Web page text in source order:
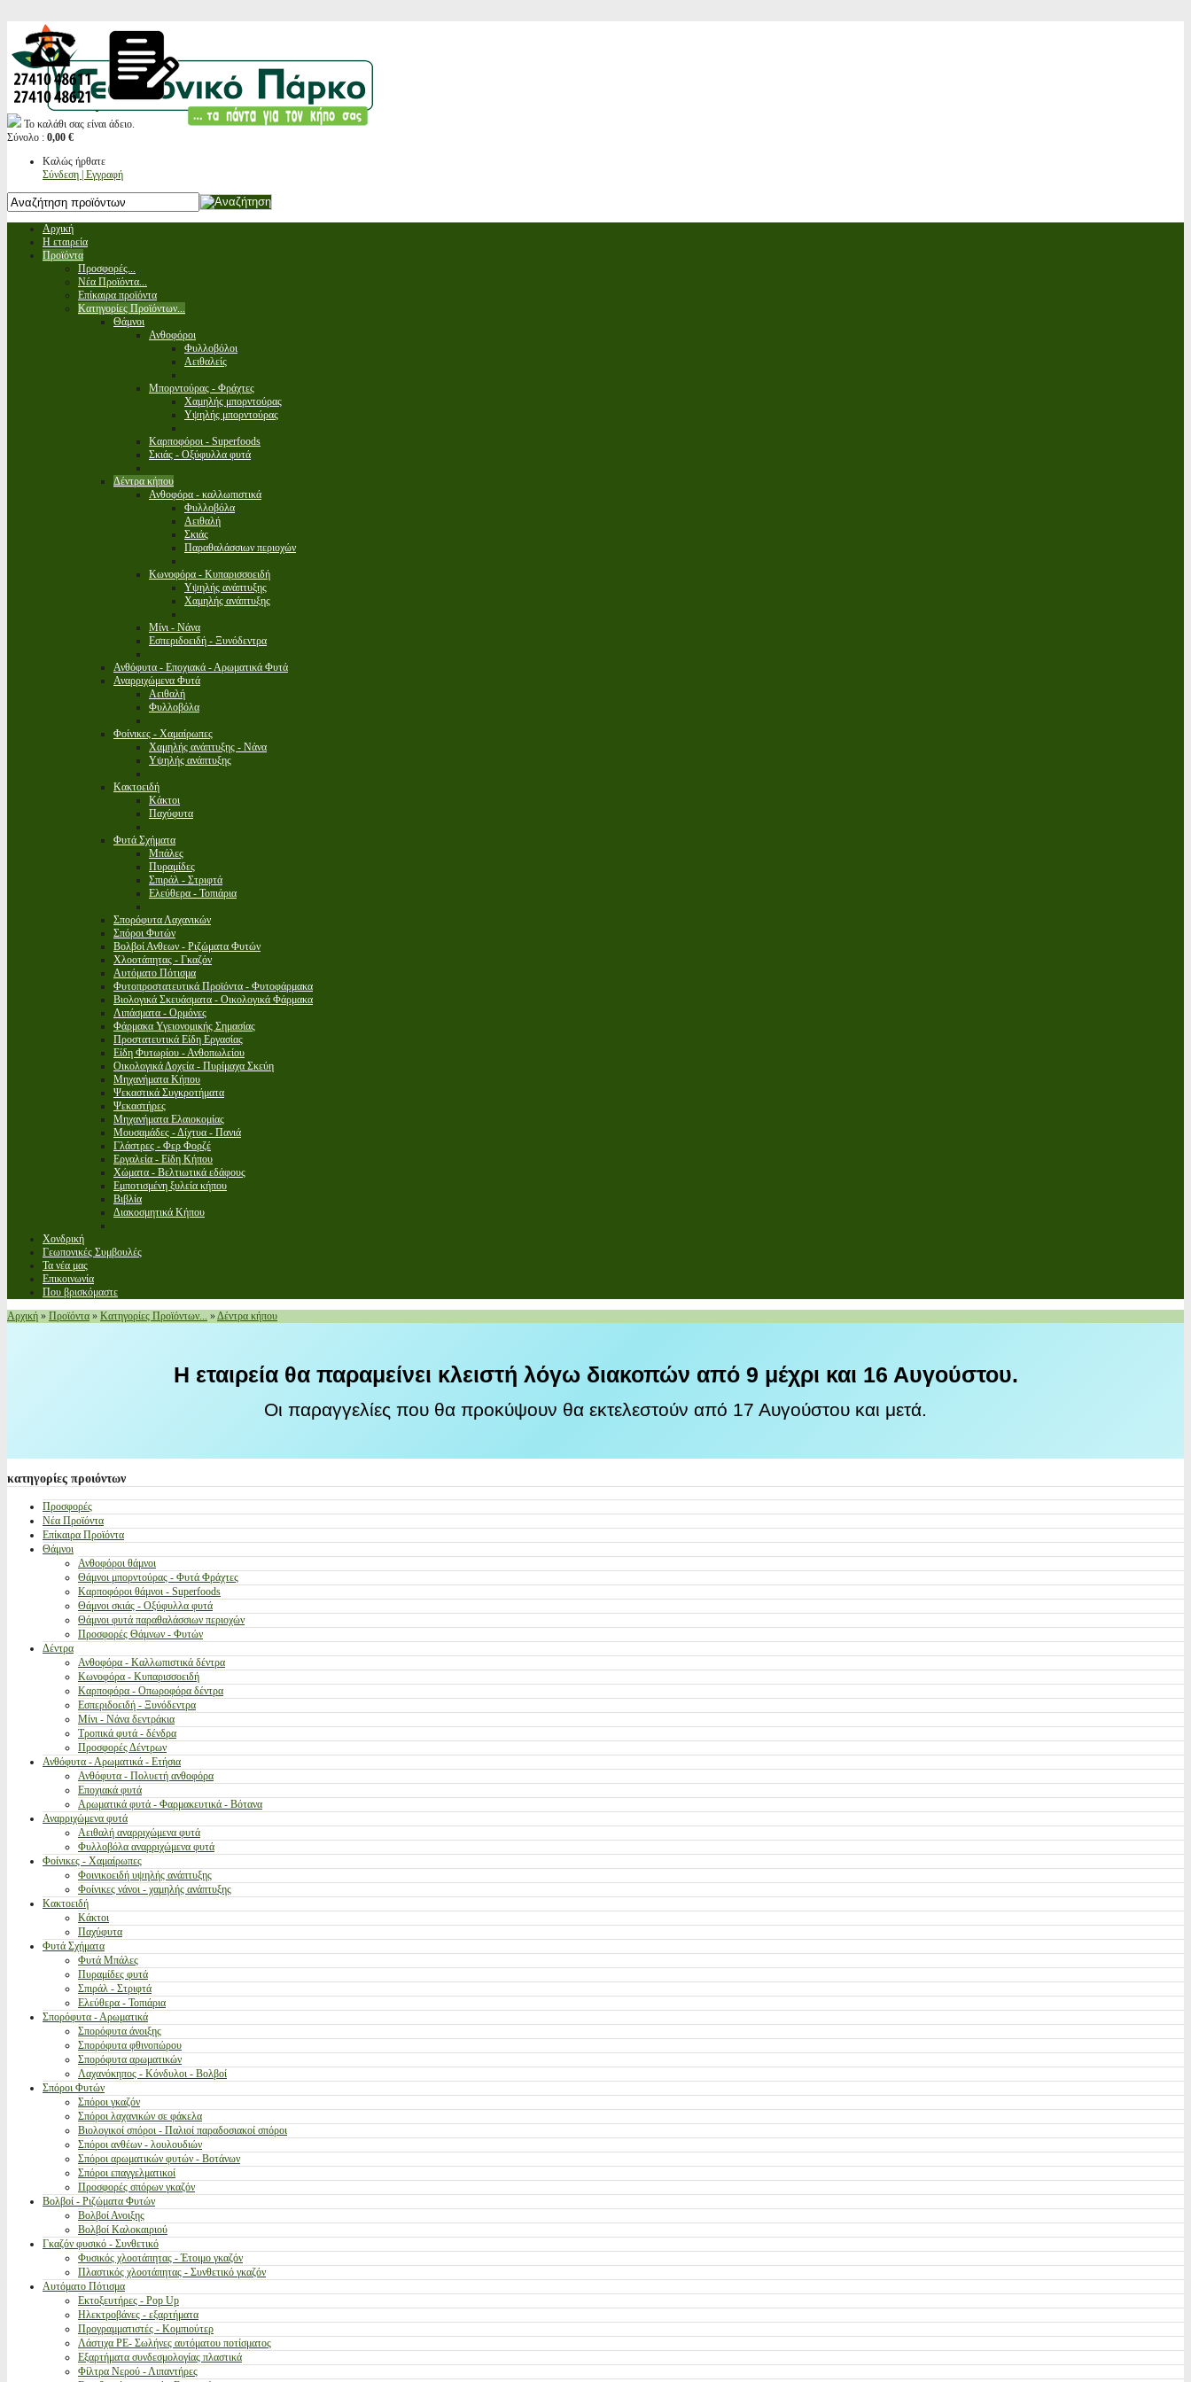
Το καλάθι σας είναι άδειο.
Σύνολο : 0,00 €
Καλώς ήρθατε
Σύνδεση | Εγγραφή
Αρχική
Η εταιρεία
Προϊόντα
Προσφορές...
Νέα Προϊόντα...
Επίκαιρα προϊόντα
Κατηγορίες Προϊόντων...
Θάμνοι
Ανθοφόροι
Φυλλοβόλοι
Αειθαλείς
Μπορντούρας - Φράχτες
Χαμηλής μπορντούρας
Υψηλής μπορντούρας
Καρποφόροι - Superfoods
Σκιάς - Οξύφυλλα φυτά
Δέντρα κήπου
Ανθοφόρα - καλλωπιστικά
Φυλλοβόλα
Αειθαλή
Σκιάς
Παραθαλάσσιων περιοχών
Κωνοφόρα - Κυπαρισσοειδή
Υψηλής ανάπτυξης
Χαμηλής ανάπτυξης
Μίνι - Νάνα
Εσπεριδοειδή - Ξυνόδεντρα
Ανθόφυτα - Εποχιακά - Αρωματικά Φυτά
Αναρριχώμενα Φυτά
Αειθαλή
Φυλλοβόλα
Φοίνικες - Χαμαίρωπες
Χαμηλής ανάπτυξης - Νάνα
Υψηλής ανάπτυξης
Κακτοειδή
Κάκτοι
Παχύφυτα
Φυτά Σχήματα
Μπάλες
Πυραμίδες
Σπιράλ - Στριφτά
Ελεύθερα - Τοπιάρια
Σπορόφυτα Λαχανικών
Σπόροι Φυτών
Βολβοί Ανθεων - Ριζώματα Φυτών
Χλοοτάπητας - Γκαζόν
Αυτόματο Πότισμα
Φυτοπροστατευτικά Προϊόντα - Φυτοφάρμακα
Βιολογικά Σκευάσματα - Οικολογικά Φάρμακα
Λιπάσματα - Ορμόνες
Φάρμακα Υγειονομικής Σημασίας
Προστατευτικά Είδη Εργασίας
Είδη Φυτωρίου - Ανθοπωλείου
Οικολογικά Δοχεία - Πυρίμαχα Σκεύη
Μηχανήματα Κήπου
Ψεκαστικά Συγκροτήματα
Ψεκαστήρες
Μηχανήματα Ελαιοκομίας
Μουσαμάδες - Δίχτυα - Πανιά
Γλάστρες - Φερ Φορζέ
Εργαλεία - Είδη Κήπου
Χώματα - Βελτιωτικά εδάφους
Εμποτισμένη ξυλεία κήπου
Βιβλία
Διακοσμητικά Κήπου
Χονδρική
Γεωπονικές Συμβουλές
Τα νέα μας
Επικοινωνία
Που βρισκόμαστε
Αρχική » Προϊόντα » Κατηγορίες Προϊόντων... »Δέντρα κήπου
Η εταιρεία θα παραμείνει κλειστή λόγω διακοπών από 9 μέχρι και 16 Αυγούστου.
Οι παραγγελίες που θα προκύψουν θα εκτελεστούν από 17 Αυγούστου και μετά.
κατηγορίες προιόντων
Προσφορές
Νέα Προϊόντα
Επίκαιρα Προϊόντα
Θάμνοι
Ανθοφόροι θάμνοι
Θάμνοι μπορντούρας - Φυτά Φράχτες
Καρποφόροι θάμνοι - Superfoods
Θάμνοι σκιάς - Οξύφυλλα φυτά
Θάμνοι φυτά παραθαλάσσιων περιοχών
Προσφορές Θάμνων - Φυτών
Δέντρα
Ανθοφόρα - Καλλωπιστικά δέντρα
Κωνοφόρα - Κυπαρισσοειδή
Καρποφόρα - Οπωροφόρα δέντρα
Εσπεριδοειδή - Ξυνόδεντρα
Μίνι - Νάνα δεντράκια
Τροπικά φυτά - δένδρα
Προσφορές Δέντρων
Ανθόφυτα - Αρωματικά - Ετήσια
Ανθόφυτα - Πολυετή ανθοφόρα
Εποχιακά φυτά
Αρωματικά φυτά - Φαρμακευτικά - Βότανα
Αναρριχώμενα φυτά
Αειθαλή αναρριχώμενα φυτά
Φυλλοβόλα αναρριχώμενα φυτά
Φοίνικες - Χαμαίρωπες
Φοινικοειδή υψηλής ανάπτυξης
Φοίνικες νάνοι - χαμηλής ανάπτυξης
Κακτοειδή
Κάκτοι
Παχύφυτα
Φυτά Σχήματα
Φυτά Μπάλες
Πυραμίδες φυτά
Σπιράλ - Στριφτά
Ελεύθερα - Τοπιάρια
Σπορόφυτα - Αρωματικά
Σπορόφυτα άνοιξης
Σπορόφυτα φθινοπώρου
Σπορόφυτα αρωματικών
Λαχανόκηπος - Κόνδυλοι - Βολβοί
Σπόροι Φυτών
Σπόροι γκαζόν
Σπόροι λαχανικών σε φάκελα
Βιολογικοί σπόροι - Παλιοί παραδοσιακοί σπόροι
Σπόροι ανθέων - λουλουδιών
Σπόροι αρωματικών φυτών - Βοτάνων
Σπόροι επαγγελματικοί
Προσφορές σπόρων γκαζόν
Βολβοί - Ριζώματα Φυτών
Βολβοί Ανοιξης
Βολβοί Καλοκαιριού
Γκαζόν φυσικό - Συνθετικό
Φυσικός χλοοτάπητας - Έτοιμο γκαζόν
Πλαστικός χλοοτάπητας - Συνθετικό γκαζόν
Αυτόματο Πότισμα
Εκτοξευτήρες - Pop Up
Ηλεκτροβάνες - εξαρτήματα
Προγραμματιστές - Κομπιούτερ
Λάστιχα PE- Σωλήνες αυτόματου ποτίσματος
Εξαρτήματα συνδεσμολογίας πλαστικά
Φίλτρα Νερού - Λιπαντήρες